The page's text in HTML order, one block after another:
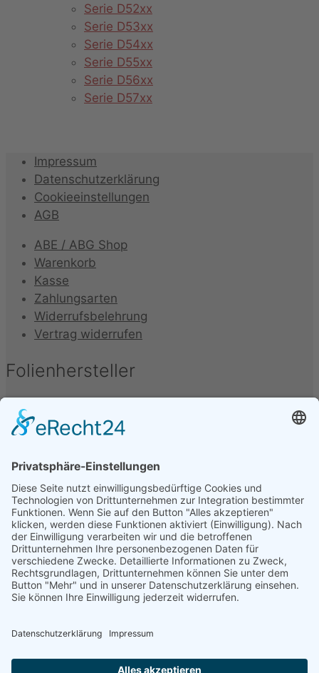
Serie D52xx
Serie D53xx
Serie D54xx
Serie D55xx
Serie D56xx
Serie D57xx
Impressum
Datenschutzerklärung
Cookieeinstellungen
AGB
ABE / ABG Shop
Warenkorb
Kasse
Zahlungsarten
Widerrufsbelehrung
Vertrag widerrufen
Folienhersteller
Unter folgenden Namen werden Kfz-Tönungsfolien
vertrieben oder hergestellt: Armolan, Aquasun,
Film, Madico, SunGuard, Johnson, Oracal, Orpro,
3M, Hexis, SL, Avery, Bruxafol um nur einige zu
nennen.
Folienbezeichnungen
Folien werden unter verschiedenen Bezeichnungen
vertrieben, diese sind u.a.: Alu Dark, Pinnacle,
Blacknight, Supreme, Black Mirror, Basic Grey, Secur
Clear, Omega, Real Carbon, uvm.